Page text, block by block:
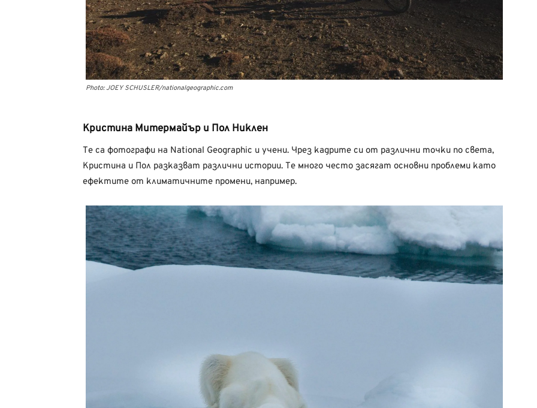
Photo: JOEY SCHUSLER/nationalgeographic.com
Кристина Митермайър и Пол Никлен
Те са фотографи на National Geographic и учени. Чрез кадрите си от различни точки по света,
Кристина и Пол разказват различни истории. Те много често засягат основни проблеми като
ефектите от климатичните промени, например.